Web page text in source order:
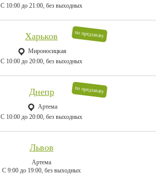
C 10:00 до 21:00, без выходных
по предзаказу
Харьков
Мироносицкая
C 10:00 до 20:00, без выходных
по предзаказу
Днепр
Артема
C 10:00 до 20:00, без выходных
Львов
Артема
C 9:00 до 19:00, без выходных